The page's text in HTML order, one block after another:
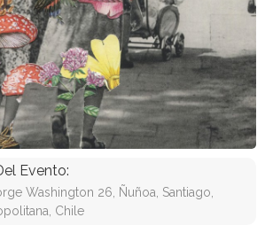
Evento:
Washington 26, Ñuñoa, Santiago,
Chile